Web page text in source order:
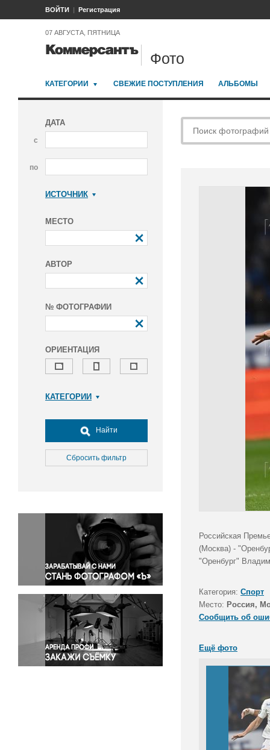
ВОЙТИ Регистрация
07 АВГУСТА, ПЯТНИЦА
Фото
КАТЕГОРИИ СВЕЖИЕ ПОСТУПЛЕНИЯ АЛЬБОМЫ
ДАТА
с
по
ИСТОЧНИК
МЕСТО
АВТОР
№ ФОТОГРАФИИ
ОРИЕНТАЦИЯ
КАТЕГОРИИ
Досуг, туризм и отдых
Культура
Медицина
Окружающая среда
Политика
Правосудие
Происшествия и конфликты
Религия
Светская жизнь
Спорт
Экология
Экономика и бизнес
Найти
Сбросить фильтр
Российская
(Москва) -
"Оренбург"
Категория: Спорт
Место: Россия,
Сообщить об
Ещё фото